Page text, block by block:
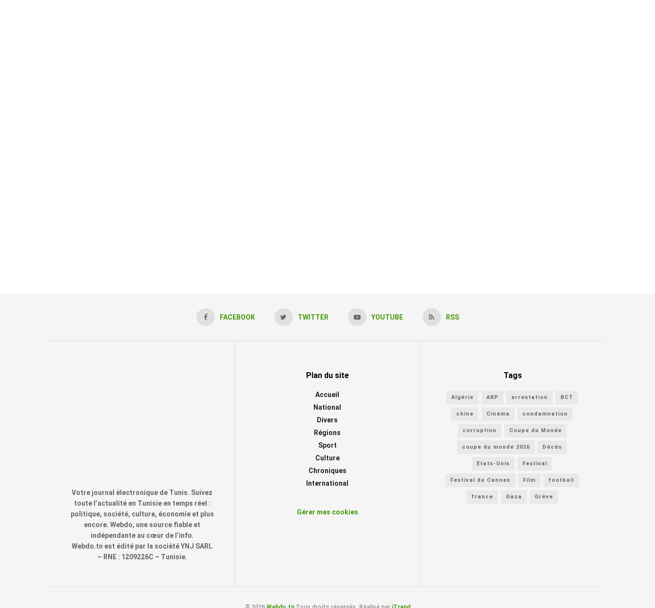
FACEBOOK TWITTER YOUTUBE RSS
Votre journal électronique de Tunis. Suivez
toute l’actualité en Tunisie en temps réel :
politique, société, culture, économie et plus
encore. Webdo, une source fiable et
indépendante au cœur de l’info.
Webdo.tn est édité par la société YNJ SARL
– RNE : 1209226C – Tunisie.
Plan du site
Accueil
National
Divers
Régions
Sport
Culture
Chroniques
International
Gérer mes cookies
Tags
Algérie ARP arrestation BCT
chine Cinéma condamnation
corruption Coupe du Monde
coupe du monde 2026 Décès
Etats-Unis Festival
Festival de Cannes Film football
france Gaza Grève